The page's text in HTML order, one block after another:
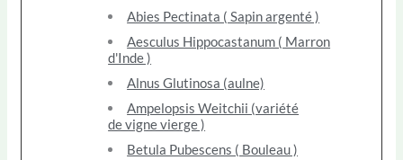
Abies Pectinata ( Sapin argenté )
Aesculus Hippocastanum ( Marron
d'Inde )
Alnus Glutinosa (aulne)
Ampelopsis Weitchii (variété
de vigne vierge )
Betula Pubescens ( Bouleau )